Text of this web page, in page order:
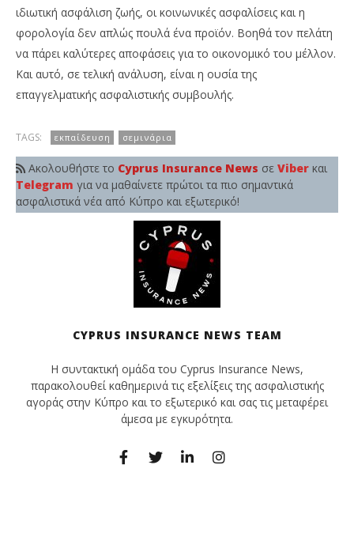
ιδιωτική ασφάλιση ζωής, οι κοινωνικές ασφαλίσεις και η
φορολογία δεν απλώς πουλά ένα προϊόν. Βοηθά τον πελάτη
να πάρει καλύτερες αποφάσεις για το οικονομικό του μέλλον.
Και αυτό, σε τελική ανάλυση, είναι η ουσία της
επαγγελματικής ασφαλιστικής συμβουλής.
TAGS: εκπαίδευση σεμινάρια
Ακολουθήστε το Cyprus Insurance News σε Viber και
Telegram για να μαθαίνετε πρώτοι τα πιο σημαντικά
ασφαλιστικά νέα από Κύπρο και εξωτερικό!
CYPRUS INSURANCE NEWS TEAM
Η συντακτική ομάδα του Cyprus Insurance News,
παρακολουθεί καθημερινά τις εξελίξεις της ασφαλιστικής
αγοράς στην Κύπρο και το εξωτερικό και σας τις μεταφέρει
άμεσα με εγκυρότητα.